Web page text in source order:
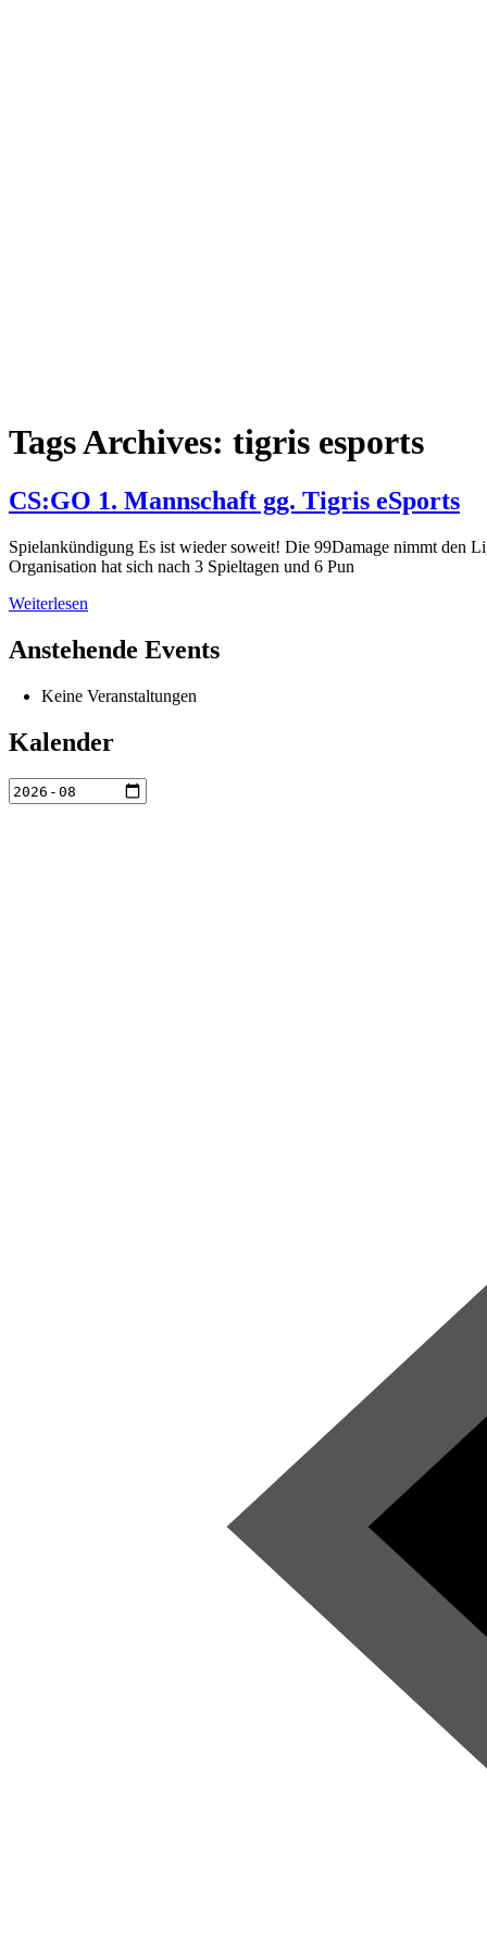
Tags Archives: tigris esports
CS:GO 1. Mannschaft gg. Tigris eSports
Spielankündigung Es ist wieder soweit! Die 99Damage nimmt den
Organisation hat sich nach 3 Spieltagen und 6 Pun
Weiterlesen
Anstehende Events
Keine Veranstaltungen
Kalender